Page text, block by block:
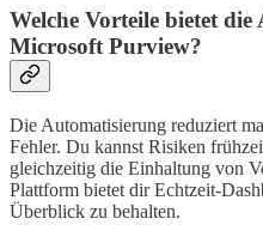
Welche Vorteile bietet
Microsoft Purview?
Die Automatisierung reduziert
Fehler. Du kannst Risiken
gleichzeitig die Einhaltung von
Plattform bietet dir Echtzeit-
Überblick zu behalten.